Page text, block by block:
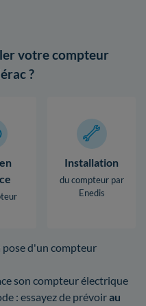
votre compteur
?
Installation
du compteur par
Enedis
pose d'un compteur
son compteur électrique
: essayez de prévoirau